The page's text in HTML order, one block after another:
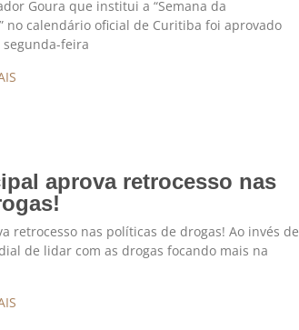
Goura que institui a “Semana da
no calendário oficial de Curitiba foi aprovado
feira
aprova retrocesso nas
retrocesso nas políticas de drogas! Ao invés de
de lidar com as drogas focando mais na